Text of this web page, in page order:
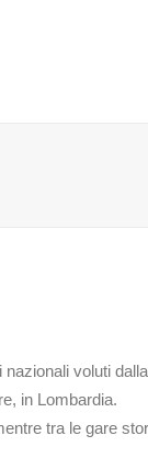
voluti
in Lombardia.
tra le gare